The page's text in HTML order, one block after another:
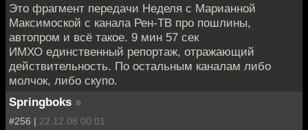
Это фрагмент передачи Неделя с Марианной
Максимоской с канала Рен-ТВ про пошлины,
автопром и всё такое. 9 мин 57 сек
ИМХО единственный репортаж, отражающий
действительность. По остальным каналам либо
молчок, либо скупо.
Springboks »
#256 | 22.12.08 00:01